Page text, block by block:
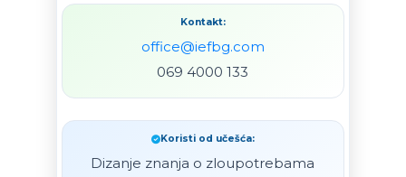
Kontakt:
office@iefbg.com
069 4000 133
Koristi od učešća:
Dizanje znanja o zloupotrebama